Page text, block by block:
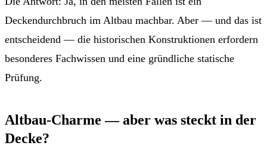
Deckendurchbruch im Altbau machbar. Aber — und das ist
entscheidend — die historischen Konstruktionen erfordern
besonderes Fachwissen und eine gründliche statische
Prüfung.
Altbau-Charme — aber was steckt in der
Decke?